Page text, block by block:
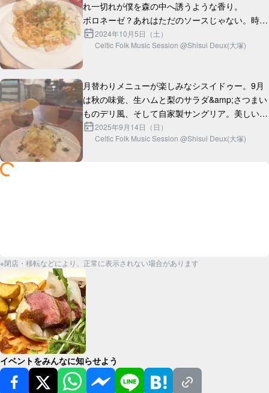
れ一切れが僕を森の中へ誘うような香り。
ボロネーゼ？あれはただのソースじゃない。時間
と情熱が織りなす、まさに「愛」の結晶。
チキングリルはどうだろう。外はパ...
2024年10月5日（土）
Celtic Folk Music Session @Shisui Deux(大塚)
月替わりメニューが楽しみなシスイドゥー。9月
は秋の味覚、生ハムと梨のサラダ&amp;さつまい
ものデリ風、そして自家製サングリア。美しいう
えに美味しい。
2025年9月14日（日）
Celtic Folk Music Session @Shisui Deux(大塚)
※閉店・移転などにより、正常に表示されない場合があります
イベントをみんなに知らせよう